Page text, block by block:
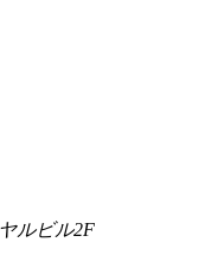
ルビル2F